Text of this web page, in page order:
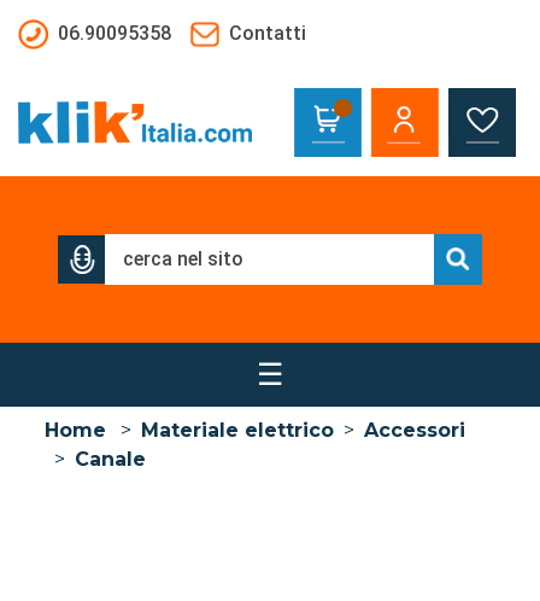
06.90095358
Contatti
☰
Home > Materiale elettrico > Accessori
> Canale